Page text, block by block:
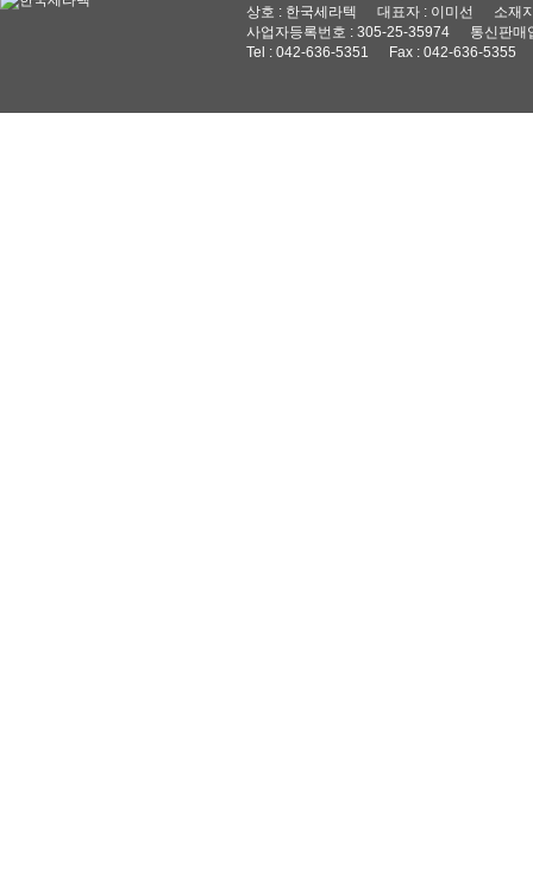
상호 : 한국세라텍
대표자 : 이미선
소재
사업자등록번호 : 305-25-35974
통신판매
Tel : 042-636-5351
Fax : 042-636-5355